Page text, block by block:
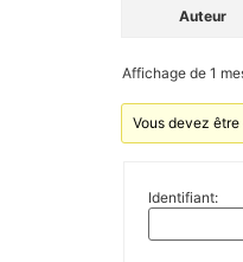
Auteur
Affichage de 1
Vous devez
Identifiant: